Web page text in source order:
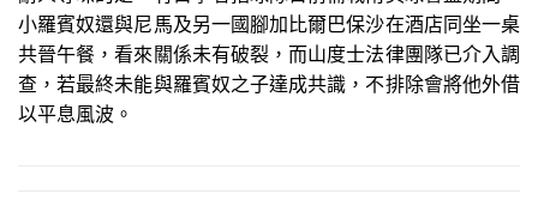
小羅賓奴還與尼馬及另一國腳加比爾巴保沙在酒店同坐一桌
共晉午餐，看來關係未有破裂，而山度士法律團隊已介入調
查，若最終未能與羅賓奴之子達成共識，不排除會將他外借
以平息風波。